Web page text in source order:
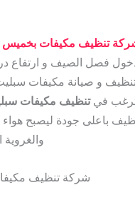
تنظيف مكيفات
فصل الصيف و ارتفاع
و صيانة مكيفات
ترغب فيتنظيف مكيفات
باعلى جودة ليصبح هواء
شركة تنظيف